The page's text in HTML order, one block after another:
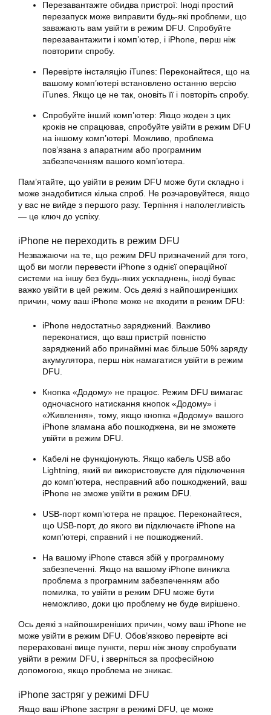
Перезавантажте обидва пристрої: Іноді простий
перезапуск може виправити будь-які проблеми, що
заважають вам увійти в режим DFU. Спробуйте
перезавантажити і комп’ютер, і iPhone, перш ніж
повторити спробу.
Перевірте інсталяцію iTunes: Переконайтеся, що на
вашому комп’ютері встановлено останню версію
iTunes. Якщо це не так, оновіть її і повторіть спробу.
Спробуйте інший комп’ютер: Якщо жоден з цих
кроків не спрацював, спробуйте увійти в режим DFU
на іншому комп’ютері. Можливо, проблема
пов’язана з апаратним або програмним
забезпеченням вашого комп’ютера.
Пам’ятайте, що увійти в режим DFU може бути складно і
може знадобитися кілька спроб. Не розчаровуйтеся, якщо
у вас не вийде з першого разу. Терпіння і наполегливість
— це ключ до успіху.
iPhone не переходить в режим DFU
Незважаючи на те, що режим DFU призначений для того,
щоб ви могли перевести iPhone з однієї операційної
системи на іншу без будь-яких ускладнень, іноді буває
важко увійти в цей режим. Ось деякі з найпоширеніших
причин, чому ваш iPhone може не входити в режим DFU:
iPhone недостатньо заряджений. Важливо
переконатися, що ваш пристрій повністю
заряджений або принаймні має більше 50% заряду
акумулятора, перш ніж намагатися увійти в режим
DFU.
Кнопка «Додому» не працює. Режим DFU вимагає
одночасного натискання кнопок «Додому» і
«Живлення», тому, якщо кнопка «Додому» вашого
iPhone зламана або пошкоджена, ви не зможете
увійти в режим DFU.
Кабелі не функціонують. Якщо кабель USB або
Lightning, який ви використовуєте для підключення
до комп’ютера, несправний або пошкоджений, ваш
iPhone не зможе увійти в режим DFU.
USB-порт комп’ютера не працює. Переконайтеся,
що USB-порт, до якого ви підключаєте iPhone на
комп’ютері, справний і не пошкоджений.
На вашому iPhone стався збій у програмному
забезпеченні. Якщо на вашому iPhone виникла
проблема з програмним забезпеченням або
помилка, то увійти в режим DFU може бути
неможливо, доки цю проблему не буде вирішено.
Ось деякі з найпоширеніших причин, чому ваш iPhone не
може увійти в режим DFU. Обов’язково перевірте всі
перераховані вище пункти, перш ніж знову спробувати
увійти в режим DFU, і зверніться за професійною
допомогою, якщо проблема не зникає.
iPhone застряг у режимі DFU
Якщо ваш iPhone застряг в режимі DFU, це може